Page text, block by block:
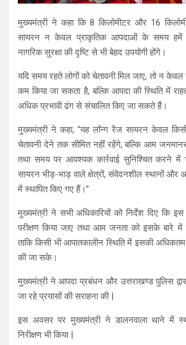
मुख्यमंत्री ने कहा कि 8 किलोमीटर और 16
सायरन न केवल प्राकृतिक आपदाओं के समय हमें
नागरिक सुरक्षा की दृष्टि से भी बेहद उपयोगी होंगे।
यदि समय रहते लोगों को चेतावनी मिल जाए, तो न केवल
कम किया जा सकता है, बल्कि आपदा की स्थिति में
अधिक प्रभावी ढंग से संचालित किए जा सकते हैं।
मुख्यमंत्री ने कहा, “यह लॉन्ग रेंज सायरन केवल
चेतावनी देने तक सीमित नहीं रहेंगे, बल्कि आम
तथा समय पर आवश्यक कार्रवाई सुनिश्चित करने में
सायरन भीड़-भाड़ वाले क्षेत्रों, संवेदनशील स्थानों और
में स्थापित किए गए हैं।”
मुख्यमंत्री ने सभी अधिकारियों को निर्देश दिए कि इस
परीक्षण किया जाए तथा आम जनता को इसके बारे में
ताकि किसी भी आपातकालीन स्थिति में इसकी अधिकतम
की जा सके।
मुख्यमंत्री ने आपदा प्रबंधन और उत्तराखण्ड पुलिस
जा रहे प्रयासों की सराहना की |
इस अवसर पर मुख्यमंत्री ने डालनवाला थाने में
निरीक्षण भी किया |